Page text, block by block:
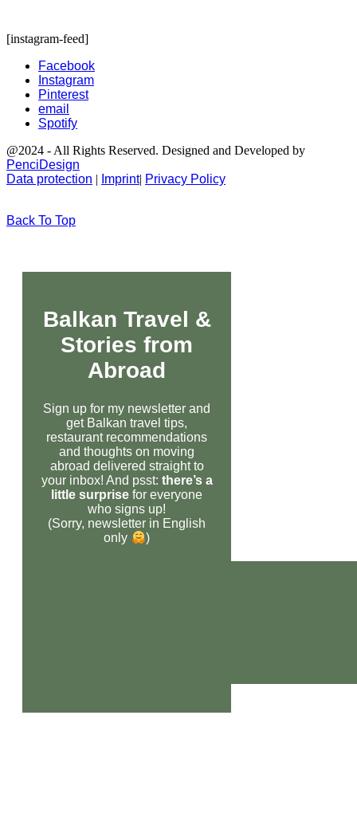
[instagram-feed]
Facebook
Instagram
Pinterest
email
Spotify
@2024 - All Rights Reserved. Designed and Developed by
PenciDesign
Data protection | Imprint| Privacy Policy
Back To Top
Balkan Travel &
Stories from
Abroad
Sign up for my newsletter and
get Balkan travel tips,
restaurant recommendations
and thoughts on moving
abroad delivered straight to
your inbox! And psst: there’s a
little surprise for everyone
who signs up!
(Sorry, newsletter in English
only
)